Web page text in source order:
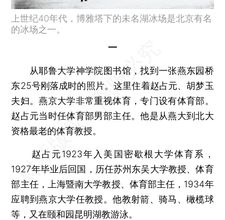
上世纪40年代，博雅塔下的未名湖冰场是北京有名
的冰场之一。
一
从耶鲁大学神学院图书馆，找到一张燕东园桥
东25号刚落成时的照片。这里住着赵占元、胡梦玉
夫妇。燕京大学非常重视体育，专门设有体育部。
赵占元当时任体育部男部主任。他是从燕大到北大
资格最老的体育教授。
赵占元1923年入美国密歇根大学体育系，
1927年毕业后回国，历任苏州东吴大学教授、体育
部主任，上海暨南大学教授、体育部主任，1934年
应聘到燕京大学任教授。他教射箭、骑马、橄榄球
等，又在颐和园昆明湖教游泳。